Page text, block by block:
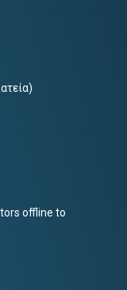
offline to